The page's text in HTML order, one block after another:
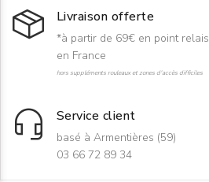
Livraison offerte
*à partir de 69€ en point relais
en France
hors suppléments rouleaux et zones d'accès difficiles
Service client
basé à Armentières (59)
03 66 72 89 34